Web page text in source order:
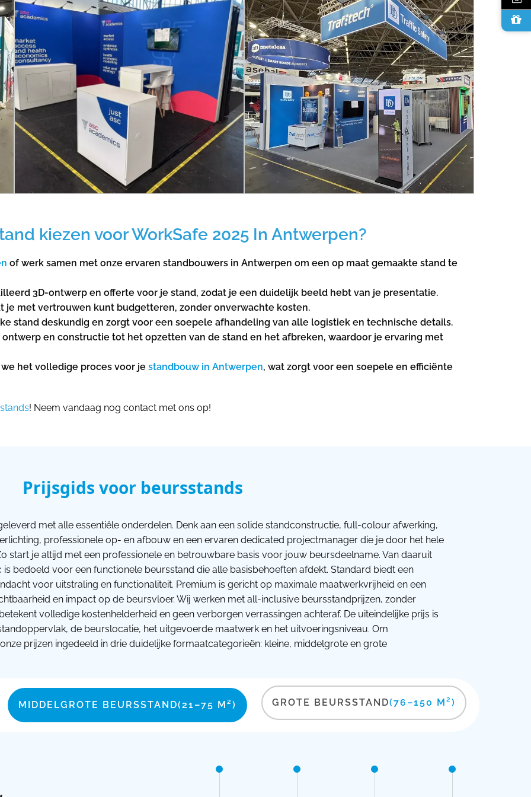
kiezen voor WorkSafe 2025 In Antwerpen?
of werk samen met onze ervaren standbouwers in Antwerpen om een op maat gemaakte stand te
3D-ontwerp en offerte voor je stand, zodat je een duidelijk beeld hebt van je presentatie.
je met vertrouwen kunt budgetteren, zonder onverwachte kosten.
stand deskundig en zorgt voor een soepele afhandeling van alle logistiek en technische details.
en constructie tot het opzetten van de stand en het afbreken, waardoor je ervaring met
het volledige proces voor je standbouw in Antwerpen, wat zorgt voor een soepele en efficiënte
! Neem vandaag nog contact met ons op!
Prijsgids voor beursstands
met alle essentiële onderdelen. Denk aan een solide standconstructie, full-colour afwerking,
professionele op- en afbouw en een ervaren dedicated projectmanager die je door het hele
start je altijd met een professionele en betrouwbare basis voor jouw beursdeelname. Van daaruit
is bedoeld voor een functionele beursstand die alle basisbehoeften afdekt. Standard biedt een
voor uitstraling en functionaliteit. Premium is gericht op maximale maatwerkvrijheid en een
en impact op de beursvloer. Wij werken met all-inclusive beursstandprijzen, zonder
volledige kostenhelderheid en geen verborgen verrassingen achteraf. De uiteindelijke prijs is
de beurslocatie, het uitgevoerde maatwerk en het uitvoeringsniveau. Om
prijzen ingedeeld in drie duidelijke formaatcategorieën: kleine, middelgrote en grote
MIDDELGROTE BEURSSTAND(21–75 M²) GROTE BEURSSTAND(76–150 M²)